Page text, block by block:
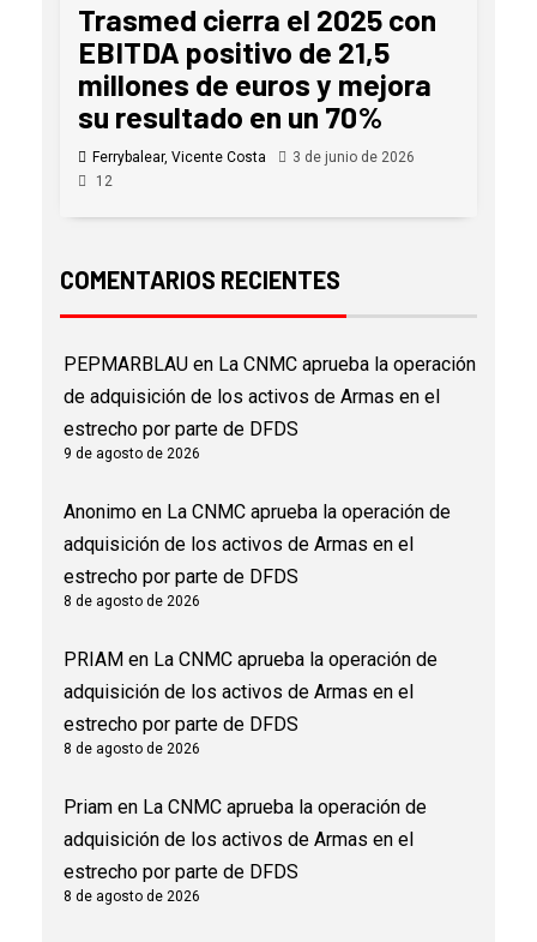
Trasmed cierra el 2025 con
EBITDA positivo de 21,5
millones de euros y mejora
su resultado en un 70%
Ferrybalear, Vicente Costa
3 de junio de 2026
12
COMENTARIOS RECIENTES
PEPMARBLAU en La CNMC aprueba la operación
de adquisición de los activos de Armas en el
estrecho por parte de DFDS
9 de agosto de 2026
Anonimo en La CNMC aprueba la operación de
adquisición de los activos de Armas en el
estrecho por parte de DFDS
8 de agosto de 2026
PRIAM en La CNMC aprueba la operación de
adquisición de los activos de Armas en el
estrecho por parte de DFDS
8 de agosto de 2026
Priam en La CNMC aprueba la operación de
adquisición de los activos de Armas en el
estrecho por parte de DFDS
8 de agosto de 2026